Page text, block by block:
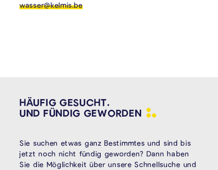
wasser@kelmis.be
HÄUFIG GESUCHT.
UND FÜNDIG GEWORDEN
Sie suchen etwas ganz Bestimmtes und sind bis
jetzt noch nicht fündig geworden? Dann haben
Sie die Möglichkeit über unsere Schnellsuche und